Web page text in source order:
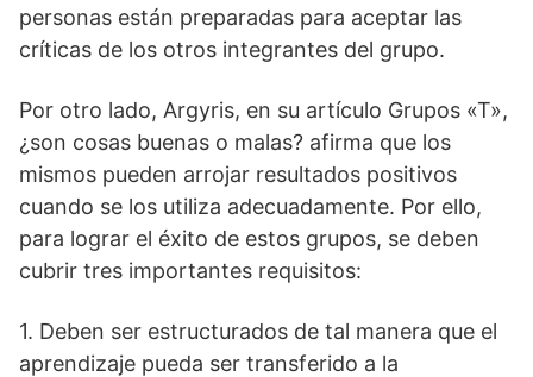
personas están preparadas para aceptar las
críticas de los otros integrantes del grupo.
Por otro lado, Argyris, en su artículo Grupos «T»,
¿son cosas buenas o malas? afirma que los
mismos pueden arrojar resultados positivos
cuando se los utiliza adecuadamente. Por ello,
para lograr el éxito de estos grupos, se deben
cubrir tres importantes requisitos:
1. Deben ser estructurados de tal manera que el
aprendizaje pueda ser transferido a la